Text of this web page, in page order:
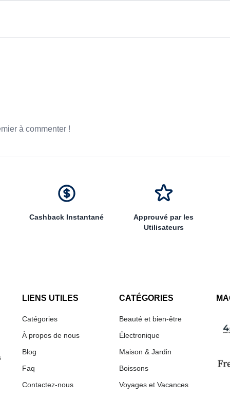
à commenter !
Cashback Instantané
Approuvé par les
Utilisateurs
LIENS UTILES
Catégories
À propos de nous
Blog
Faq
Contactez-nous
CATÉGORIES
Beauté et bien-être
Électronique
Maison & Jardin
Boissons
Voyages et Vacances